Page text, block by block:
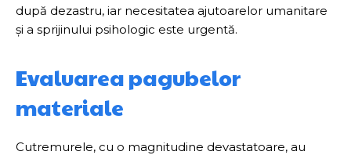
după dezastru, iar necesitatea ajutoarelor umanitare
și a sprijinului psihologic este urgentă.
Evaluarea pagubelor
materiale
Cutremurele, cu o magnitudine devastatoare, au